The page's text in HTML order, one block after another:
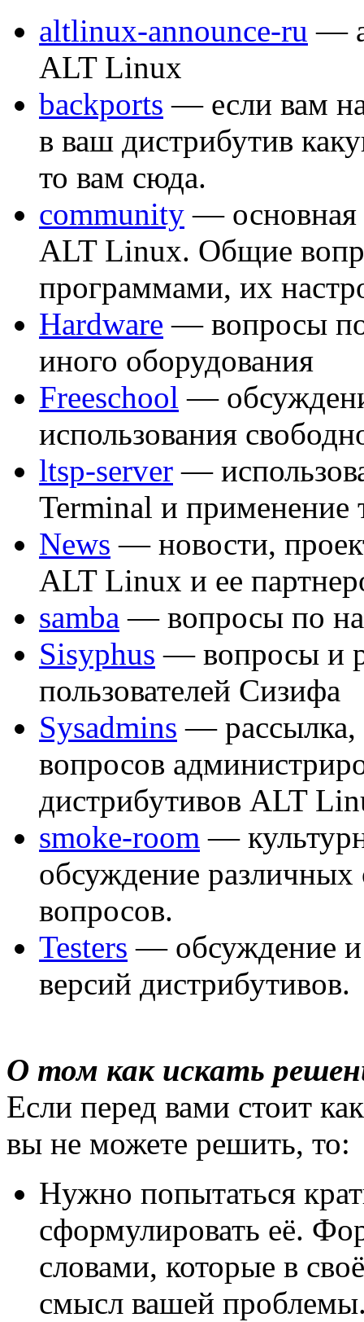
altlinux-announce-ru —
ALT Linux
backports — если вам
в ваш дистрибутив
то вам сюда.
community — основная
ALT Linux. Общие
программами, их
Hardware — вопросы
иного оборудования
Freeschool —
использования
ltsp-server —
Terminal и применение
News — новости,
ALT Linux и ее
samba — вопросы по
Sisyphus — вопросы и
пользователей Сизифа
Sysadmins —
вопросов
дистрибутивов ALT
smoke-room —
обсуждение
вопросов.
Testers — обсуждение и
версий дистрибутивов.
О том как искать
Если перед вами стоит
вы не можете решить, то:
Нужно попытаться
сформулировать её.
словами, которые в
смысл вашей